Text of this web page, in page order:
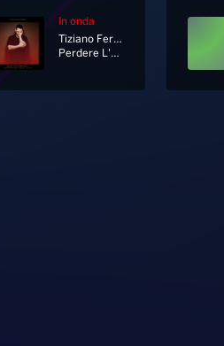
In onda
Tiziano Ferro Ft. Massimo Ranieri
Perdere L'amore